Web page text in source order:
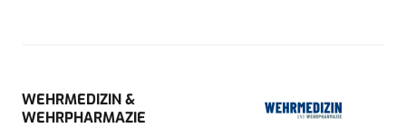
WEHRMEDIZIN &
WEHRPHARMAZIE